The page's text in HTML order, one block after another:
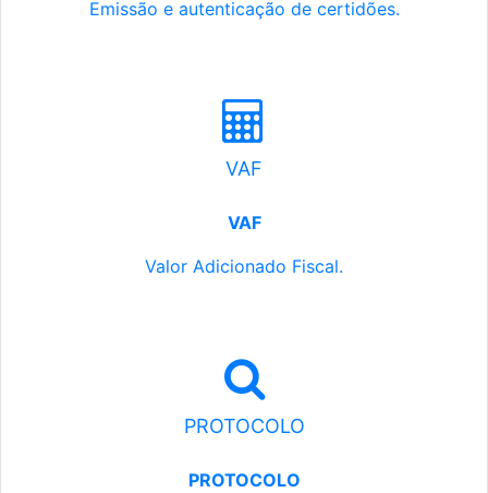
Emissão e autenticação de certidões.
VAF
VAF
Valor Adicionado Fiscal.
PROTOCOLO
PROTOCOLO